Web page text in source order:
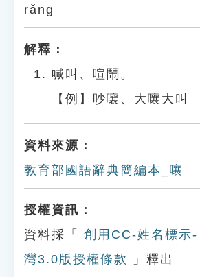
rǎng
解釋：
喊叫、喧鬧。
【例】吵嚷、大嚷大叫
資料來源：
教育部國語辭典簡編本_嚷
授權資訊：
資料採「
創用CC-姓名標示
灣3.0版授權條款
」釋出